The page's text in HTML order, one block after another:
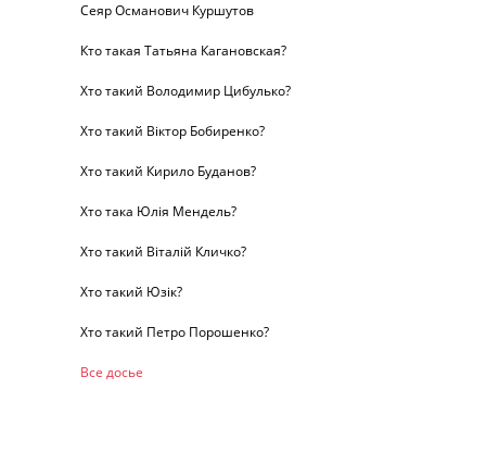
Сеяр Османович Куршутов
Кто такая Татьяна Кагановская?
Хто такий Володимир Цибулько?
Хто такий Віктор Бобиренко?
Хто такий Кирило Буданов?
Хто така Юлія Мендель?
Хто такий Віталій Кличко?
Хто такий Юзік?
Хто такий Петро Порошенко?
Все досье